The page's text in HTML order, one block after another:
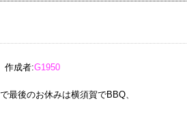
成者:G1950
最後のお休みは横須賀でBBQ、